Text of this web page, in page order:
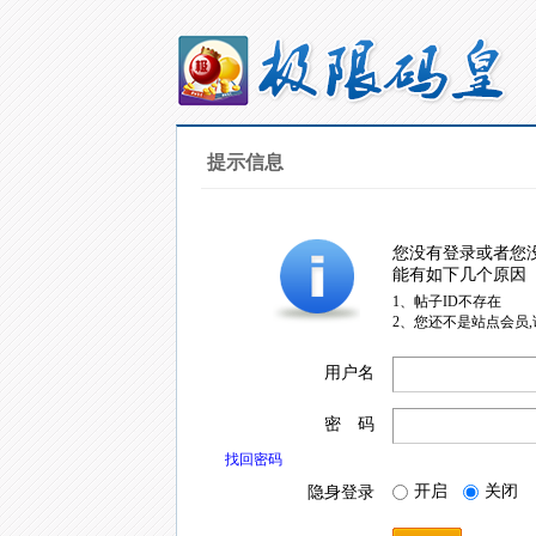
提示信息
您没有登录或者您
能有如下几个原因
1、帖子ID不存在
2、您还不是站点会员
用户名
密 码
找回密码
隐身登录 开启 关闭